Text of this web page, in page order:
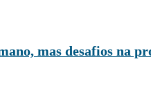
mas desafios na